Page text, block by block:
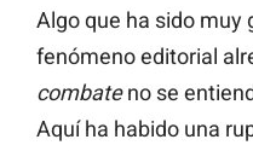
Algo que ha sido muy
fenómeno editorial
combateno se
Aquí ha habido una